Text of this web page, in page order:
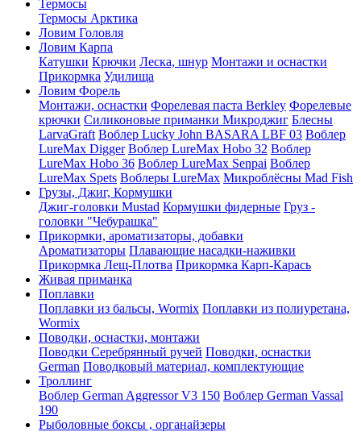
Термосы
Термосы Арктика
Ловим Головля
Ловим Карпа
Катушки Крючки Леска, шнур Монтажи и оснастки
Прикормка Удилища
Ловим Форель
Монтажи, оснастки Форелевая паста Berkley Форелевые
крючки Силиконовые приманки Микроджиг Блесны
LarvaGraft Воблер Lucky John BASARA LBF 03 Воблер
LureMax Digger Воблер LureMax Hobo 32 Воблер
LureMax Hobo 36 Воблер LureMax Senpai Воблер
LureMax Spets Воблеры LureMax Микроблёсны Mad Fish
Грузы, Джиг, Кормушки
Джиг-головки Mustad Кормушки фидерные Груз -
головки "Чебурашка"
Прикормки, ароматизаторы, добавки
Ароматизаторы Плавающие насадки-наживки
Прикормка Лещ-Плотва Прикормка Карп-Карась
Живая приманка
Поплавки
Поплавки из бальсы, Wormix Поплавки из полиуретана,
Wormix
Поводки, оснастки, монтажи
Поводки Серебрянный ручей Поводки, оснастки
German Поводковый материал, комплектующие
Троллинг
Воблер German Aggressor V3 150 Воблер German Vassal
190
Рыболовные боксы , органайзеры